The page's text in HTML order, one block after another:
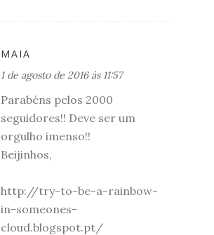
MAIA
1 de agosto de 2016 às 11:57
Parabéns pelos 2000
seguidores!! Deve ser um
orgulho imenso!!
Beijinhos,
http://try-to-be-a-rainbow-
in-someones-
cloud.blogspot.pt/